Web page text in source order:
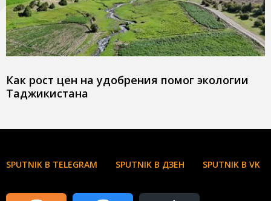
Как рост цен на удобрения помог экологии
Таджикистана
SPUTNIK В TELEGRAM SPUTNIK В ДЗЕН SPUTNIK В VK